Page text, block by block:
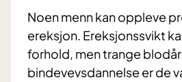
Noen menn kan oppleve
ereksjon. Ereksjonssvikt
forhold, men trange
bindevevsdannelse er de